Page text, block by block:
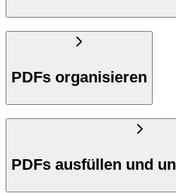
PDFs organisieren
PDFs ausfüllen und